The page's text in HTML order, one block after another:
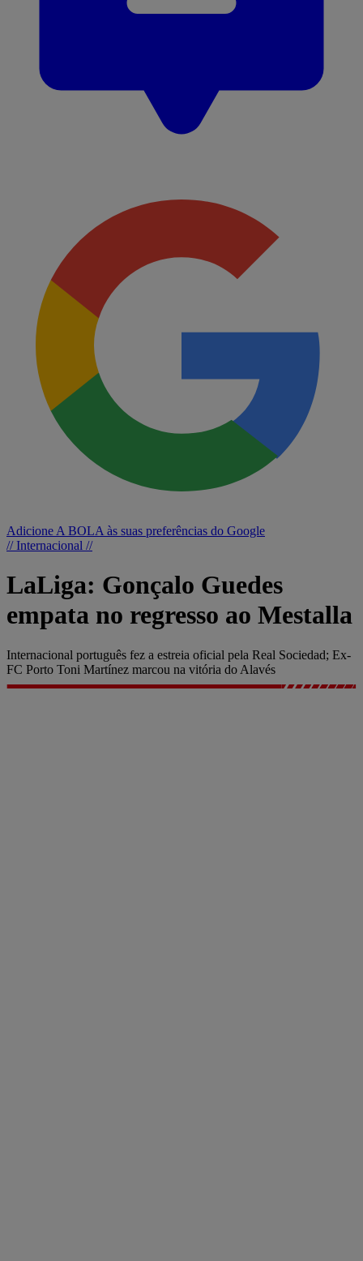
Adicione A BOLA às suas preferências do Google
// Internacional //
LaLiga: Gonçalo Guedes
empata no regresso ao Mestalla
Internacional português fez a estreia oficial pela Real Sociedad; Ex-
FC Porto Toni Martínez marcou na vitória do Alavés